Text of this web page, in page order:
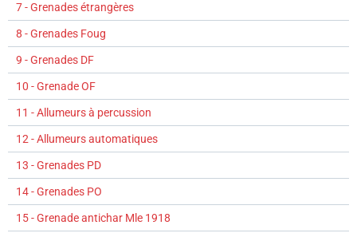
7 - Grenades étrangères
8 - Grenades Foug
9 - Grenades DF
10 - Grenade OF
11 - Allumeurs à percussion
12 - Allumeurs automatiques
13 - Grenades PD
14 - Grenades PO
15 - Grenade antichar Mle 1918